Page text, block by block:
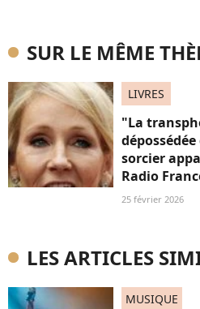
SUR LE MÊME
LIVRES
"La
sorcier
Radio
25 février 2026
LES ARTICLES
MUSIQUE